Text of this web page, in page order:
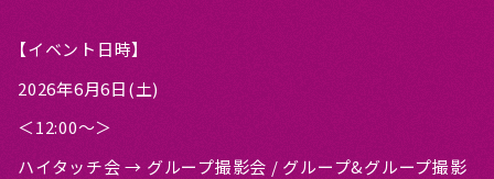
【イベント日時】
2026年6月6日(土)
＜12:00〜＞
ハイタッチ会 → グループ撮影会 / グループ&グループ撮影